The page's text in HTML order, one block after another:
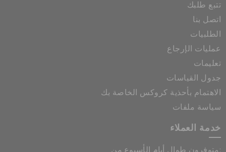
تتبع طلبك
اتصل بنا
الطلبيات
عمليات الإرجاع
تعليمات
جدول القياسات
الاهتمام بأحذية كروكس الخاصة بك
سياسة ملفات
خدمة العملاء
متوفرون طوال أيام الأسبوع من: